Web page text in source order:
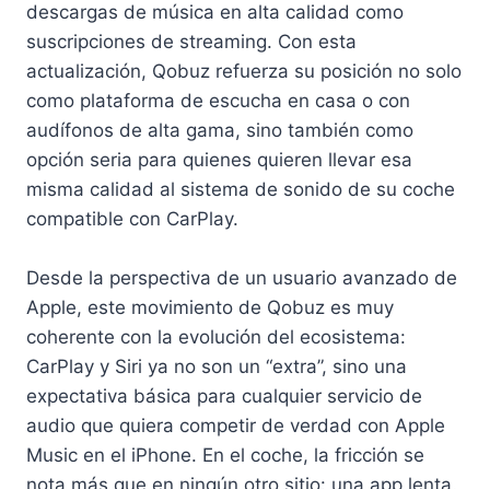
descargas de música en alta calidad como
suscripciones de streaming. Con esta
actualización, Qobuz refuerza su posición no solo
como plataforma de escucha en casa o con
audífonos de alta gama, sino también como
opción seria para quienes quieren llevar esa
misma calidad al sistema de sonido de su coche
compatible con CarPlay.
Desde la perspectiva de un usuario avanzado de
Apple, este movimiento de Qobuz es muy
coherente con la evolución del ecosistema:
CarPlay y Siri ya no son un “extra”, sino una
expectativa básica para cualquier servicio de
audio que quiera competir de verdad con Apple
Music en el iPhone. En el coche, la fricción se